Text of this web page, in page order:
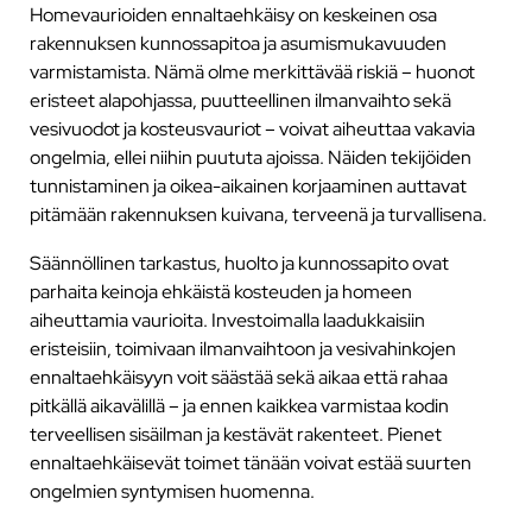
Homevaurioiden ennaltaehkäisy on keskeinen osa
rakennuksen kunnossapitoa ja asumismukavuuden
varmistamista. Nämä olme merkittävää riskiä – huonot
eristeet alapohjassa, puutteellinen ilmanvaihto sekä
vesivuodot ja kosteusvauriot – voivat aiheuttaa vakavia
ongelmia, ellei niihin puututa ajoissa. Näiden tekijöiden
tunnistaminen ja oikea-aikainen korjaaminen auttavat
pitämään rakennuksen kuivana, terveenä ja turvallisena.
Säännöllinen tarkastus, huolto ja kunnossapito ovat
parhaita keinoja ehkäistä kosteuden ja homeen
aiheuttamia vaurioita. Investoimalla laadukkaisiin
eristeisiin, toimivaan ilmanvaihtoon ja vesivahinkojen
ennaltaehkäisyyn voit säästää sekä aikaa että rahaa
pitkällä aikavälillä – ja ennen kaikkea varmistaa kodin
terveellisen sisäilman ja kestävät rakenteet. Pienet
ennaltaehkäisevät toimet tänään voivat estää suurten
ongelmien syntymisen huomenna.